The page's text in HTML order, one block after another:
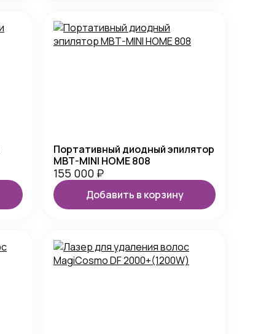
Портативный диодный эпилятор
MBT-MINI HOME 808
155 000 ₽
Добавить в корзину